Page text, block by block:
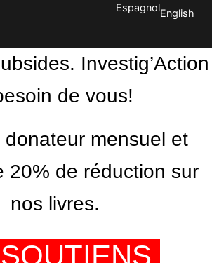
EspagnolEnglish
Investig’Action
de vous!
donateur mensuel et
20% de réduction sur
nos livres.